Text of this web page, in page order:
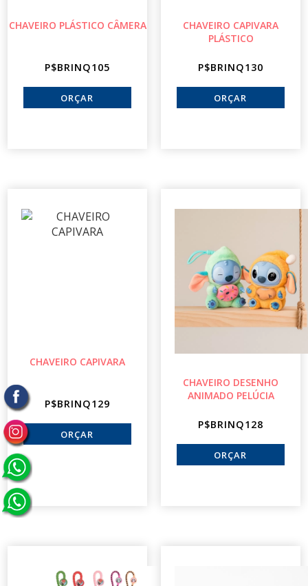
CHAVEIRO PLÁSTICO CÂMERA
P$BRINQ105
CHAVEIRO CAPIVARA
PLÁSTICO
P$BRINQ130
CHAVEIRO CAPIVARA
P$BRINQ129
CHAVEIRO DESENHO
ANIMADO PELÚCIA
P$BRINQ128